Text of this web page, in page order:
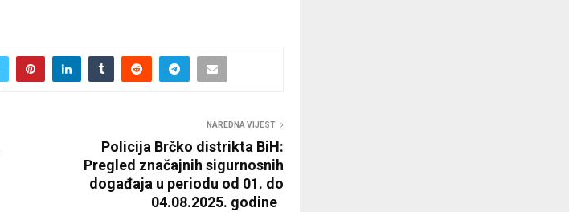
NAREDNA VIJEST
Policija Brčko distrikta BiH:
Pregled značajnih sigurnosnih
događaja u periodu od 01. do
04.08.2025. godine